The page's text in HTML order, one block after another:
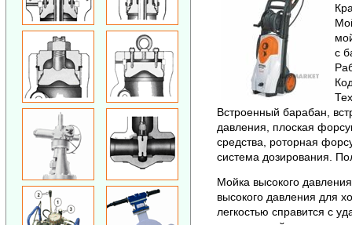
с
Встроенный барабан,
давления, плоская
средства, роторная
система дозирования.
Мойка высокого
высокого давления для
легкостью справится с